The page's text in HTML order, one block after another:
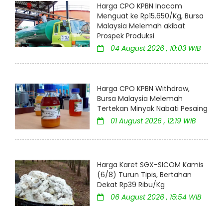
Harga CPO KPBN Inacom
Menguat ke Rp15.650/Kg, Bursa
Malaysia Melemah akibat
Prospek Produksi
04 August 2026 , 10:03 WIB
Harga CPO KPBN Withdraw,
Bursa Malaysia Melemah
Tertekan Minyak Nabati Pesaing
01 August 2026 , 12:19 WIB
Harga Karet SGX-SICOM Kamis
(6/8) Turun Tipis, Bertahan
Dekat Rp39 Ribu/Kg
06 August 2026 , 15:54 WIB